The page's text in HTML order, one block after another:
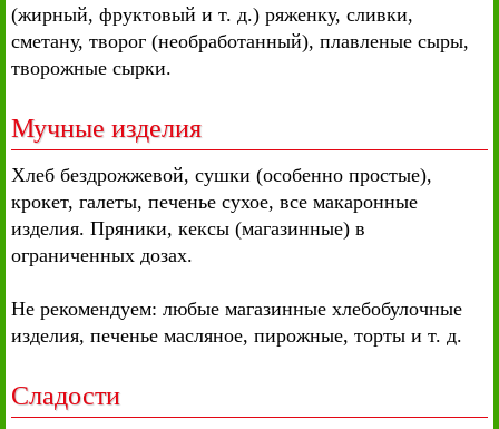
(жирный, фруктовый и т. д.) ряженку, сливки,
сметану, творог (необработанный), плавленые сыры,
творожные сырки.
Мучные изделия
Хлеб бездрожжевой, сушки (особенно простые),
крокет, галеты, печенье сухое, все макаронные
изделия. Пряники, кексы (магазинные) в
ограниченных дозах.
Не рекомендуем: любые магазинные хлебобулочные
изделия, печенье масляное, пирожные, торты и т. д.
Сладости